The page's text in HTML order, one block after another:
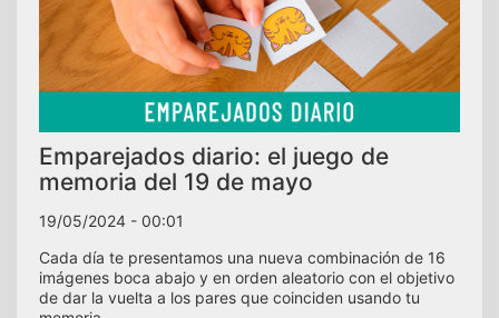
Emparejados diario: el juego de
memoria del 19 de mayo
19/05/2024 - 00:01
Cada día te presentamos una nueva combinación de 16
imágenes boca abajo y en orden aleatorio con el objetivo
de dar la vuelta a los pares que coinciden usando tu